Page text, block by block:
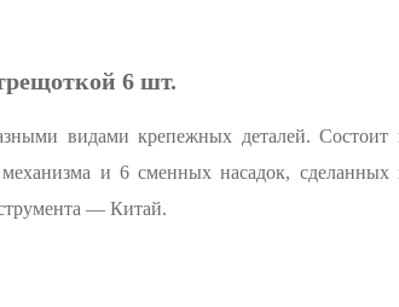
6 шт.
видами крепежных деталей. Состоит
и 6 сменных насадок, сделанных
— Китай.